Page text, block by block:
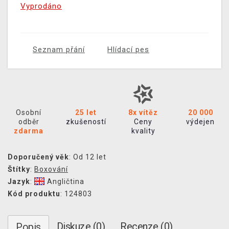
Vyprodáno
Seznam přání Hlídací pes
Osobní
odběr
zdarma
25 let
zkušeností
8x vítěz
Ceny
kvality
20 000
výdejen
Doporučený věk: Od 12 let
Štítky: Boxování
Jazyk:
Angličtina
Kód produktu: 124803